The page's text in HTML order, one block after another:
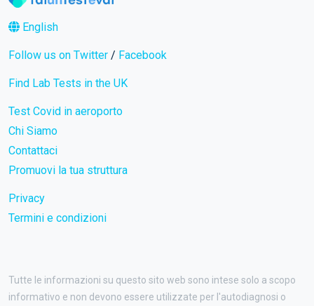
English
Follow us on Twitter / Facebook
Find Lab Tests in the UK
Test Covid in aeroporto
Chi Siamo
Contattaci
Promuovi la tua struttura
Privacy
Termini e condizioni
Tutte le informazioni su questo sito web sono intese solo a scopo
informativo e non devono essere utilizzate per l'autodiagnosi o